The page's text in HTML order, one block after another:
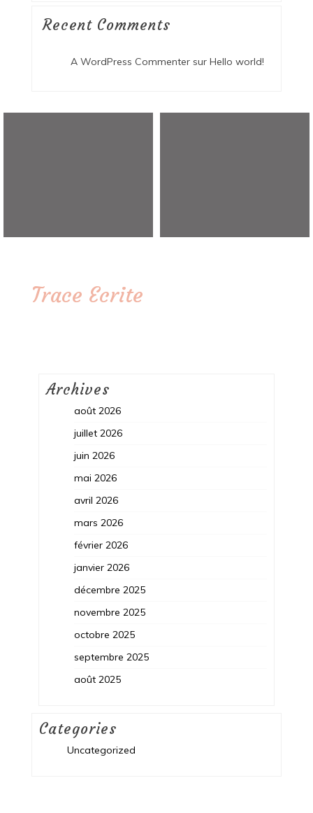
Recent Comments
A WordPress Commentersur Hello world!
Trace Ecrite
Archives
août 2026
juillet 2026
juin 2026
mai 2026
avril 2026
mars 2026
février 2026
janvier 2026
décembre 2025
novembre 2025
octobre 2025
septembre 2025
août 2025
Categories
Uncategorized